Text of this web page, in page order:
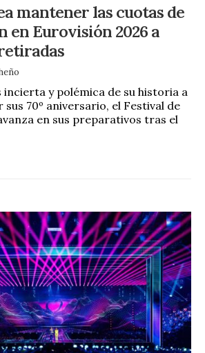
mantener las cuotas de
en Eurovisión 2026 a
incierta y polémica de su historia a
70º aniversario, el Festival de
en sus preparativos tras el